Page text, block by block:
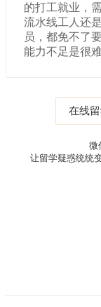
的打工就业，
流水线工人还
员，都免不了
能力不足是很
在线
微
让留学疑惑统统